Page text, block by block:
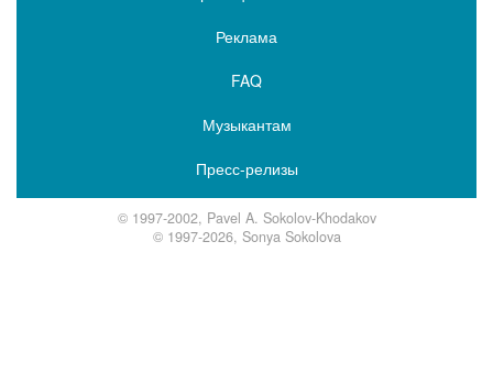
Реклама
FAQ
Музыкантам
Пресс-релизы
© 1997-2002, Pavel A. Sokolov-Khodakov
© 1997-2026, Sonya Sokolova